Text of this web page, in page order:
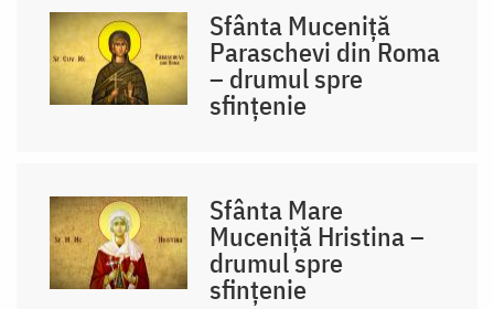
Sfânta Muceniță
Paraschevi din Roma
– drumul spre
sfințenie
Sfânta Mare
Muceniță Hristina –
drumul spre
sfințenie